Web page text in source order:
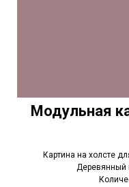
Модульная
Картина на холсте
Деревянный